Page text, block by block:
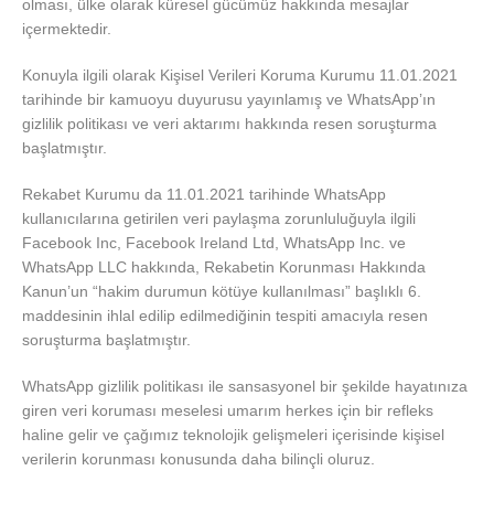
olması, ülke olarak küresel gücümüz hakkında mesajlar
içermektedir.
Konuyla ilgili olarak Kişisel Verileri Koruma Kurumu 11.01.2021
tarihinde bir kamuoyu duyurusu yayınlamış ve WhatsApp’ın
gizlilik politikası ve veri aktarımı hakkında resen soruşturma
başlatmıştır.
Rekabet Kurumu da 11.01.2021 tarihinde WhatsApp
kullanıcılarına getirilen veri paylaşma zorunluluğuyla ilgili
Facebook Inc, Facebook Ireland Ltd, WhatsApp Inc. ve
WhatsApp LLC hakkında, Rekabetin Korunması Hakkında
Kanun’un “hakim durumun kötüye kullanılması” başlıklı 6.
maddesinin ihlal edilip edilmediğinin tespiti amacıyla resen
soruşturma başlatmıştır.
WhatsApp gizlilik politikası ile sansasyonel bir şekilde hayatınıza
giren veri koruması meselesi umarım herkes için bir refleks
haline gelir ve çağımız teknolojik gelişmeleri içerisinde kişisel
verilerin korunması konusunda daha bilinçli oluruz.